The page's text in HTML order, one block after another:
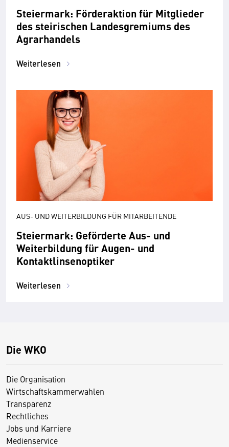
Steiermark: Förderaktion für Mitglieder
des steirischen Landesgremiums des
Agrarhandels
Weiterlesen
AUS- UND WEITERBILDUNG FÜR MITARBEITENDE
Steiermark: Geförderte Aus- und
Weiterbildung für Augen- und
Kontaktlinsenoptiker
Weiterlesen
Die WKO
Die Organisation
Wirtschaftskammerwahlen
Transparenz
Rechtliches
Jobs und Karriere
Medienservice